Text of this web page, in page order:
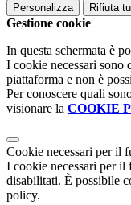
Personalizza Rifiuta
Gestione cookie
In questa schermata è
I cookie necessari sono
piattaforma e non è
Per conoscere quali
visionare la COOKIE
Cookie necessari per il
I cookie necessari per il
disabilitati. È possibile
policy.